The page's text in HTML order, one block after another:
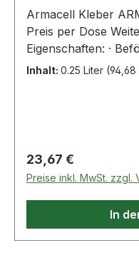
Armacell Kleber
Preis per Dose
Eigenschaften: ·
Gefahrenhinweis:
Inhalt: 0.25 Liter (94,68
Regulärer Preis:
23,67 €
Preise inkl. MwSt. zzgl.
In